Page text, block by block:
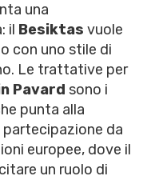
una
il Besiktas vuole
con uno stile di
Le trattative per
Pavard sono i
punta alla
da
europee, dove il
un ruolo di